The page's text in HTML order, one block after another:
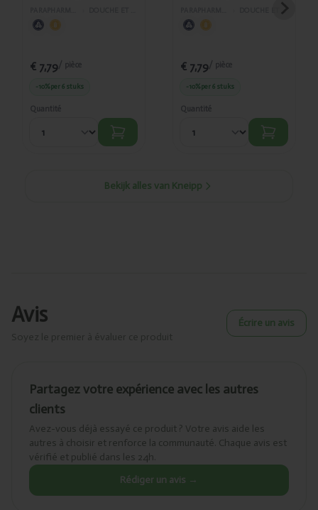
€ 7,79/ pièce
-10%per 6 stuks
Quantité
DOUCHE ET BAIN
€ 7,79/ pièce
-10%per 6 stuks
Quantité
Bekijk alles van Kneipp
Avis Écrire un avis
Partagez votre expérience avec les autres
clients
Avez-vous déjà essayé ce produit ? Votre avis aide les
autres à choisir et renforce la communauté. Chaque avis est
vérifié et publié dans les 24h.
Rédiger un avis →